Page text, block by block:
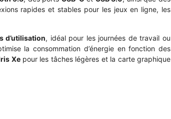
rapides et stables pour les jeux en ligne, les
d’utilisation, idéal pour les journées de travail ou
la consommation d’énergie en fonction des
Xepour les tâches légères et la carte graphique